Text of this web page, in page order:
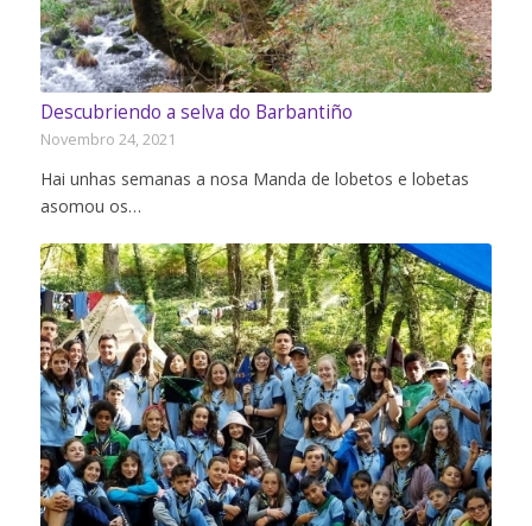
Descubriendo a selva do Barbantiño
Novembro 24, 2021
Hai unhas semanas a nosa Manda de lobetos e lobetas
asomou os…